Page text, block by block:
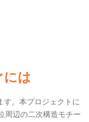
には
す。本プロジェクトに
周辺の二次構造モチー